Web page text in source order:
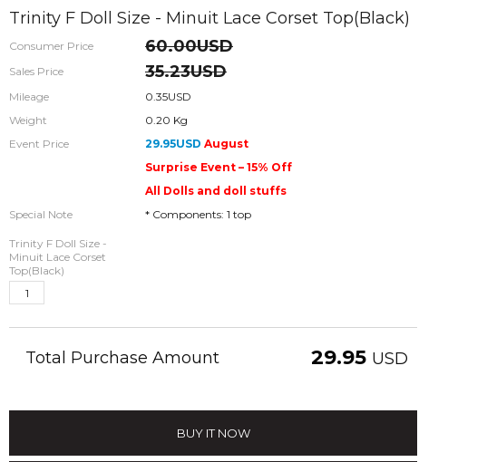
Trinity F Doll Size - Minuit Lace Corset Top(Black)
Consumer Price 60.00USD
Sales Price 35.23USD
Mileage
0.35USD
Weight
0.20 Kg
Event Price
29.95USD August
Surprise Event – 15% Off
All Dolls and doll stuffs
Special Note
* Components: 1 top
Trinity F Doll Size -
Minuit Lace Corset
Top(Black)
Total Purchase Amount 29.95 USD
BUY IT NOW